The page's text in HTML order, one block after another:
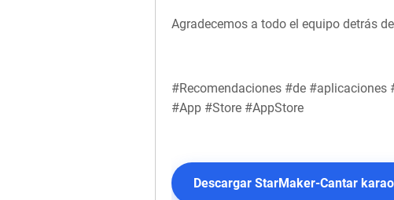
Agradecemos a todo el equipo detrás
#Recomendaciones #de
#App #Store #AppStore
Descargar StarMaker-Cantar